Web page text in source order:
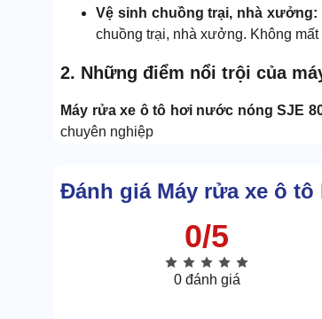
Vệ sinh chuồng trại, nhà xưởng:
chuồng trại, nhà xưởng. Không
2. Những điểm nổi trội của
Máy rửa xe ô tô hơi nước nóng SJE
chuyên nghiệp
Đánh giá Máy rửa xe ô
0/5
0 đánh giá